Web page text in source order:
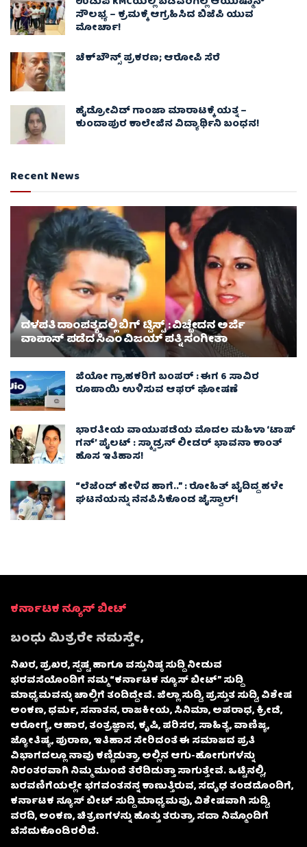
ಸೌಲಭ್ಯ – ಕ್ರಮಕ್ಕೆ ಆಗ್ರಹಿಸಿದ ಬಿಜೆಪಿ ಯುವ
ಮೋರ್ಚಾ!
ಚೆಕ್​ಬೌನ್ಸ್​ ಪ್ರಕರಣ; ಆರೋಪಿ ಸೆರೆ
ಹೈಡ್ರೋವಿಡ್ ಗಾಂಜಾ ಮಾರಾಟಕ್ಕೆ ಯತ್ನ –
ಕುಂದಾಪುರ ಕಾಲೇಜಿನ ವಿದ್ಯಾರ್ಥಿನಿ ಬಂಧನ!
Recent News
ದಳಪತಿ ದಾಂಪತ್ಯದಲ್ಲಿ ಬಿಗ್ ಟ್ವಿಸ್ಟ್ : ವಿಚ್ಛೇದನ ಅರ್ಜಿ
ವಾಪಾಸ್‌ ಪಡೆದ ಸಿಎಂ ವಿಜಯ್ ಪತ್ನಿ ಸಂಗೀತಾ‌
ಜಿಯೋ ಗ್ರಾಹಕರಿಗೆ ಬಂಪರ್ : ಈಗ 6 ಸಾವಿರ
ರೂಪಾಯಿ ಉಳಿಸುವ ಆಫರ್ ಘೋಷಣೆ
ಭಾರತೀಯ ವಾಯುಪಡೆಯ ಮೊದಲ ಮಹಿಳಾ ‘ಟಾಪ್
ಗನ್’ ಪೈಲಟ್ : ಸ್ಕ್ವಾಡ್ರನ್ ಲೀಡರ್ ಭಾವನಾ ಕಾಂತ್
ಹೊಸ ಇತಿಹಾಸ!
“ಲೆಜೆಂಡ್ ಹೇಳಿದ ಹಾಗೆ..” : ರೋಹಿತ್ ಬೈದಿದ್ದ ಹಳೇ
ಘಟನೆಯನ್ನು ನೆನಪಿಸಿಕೊಂಡ ಜೈಸ್ವಾಲ್!
ಕರ್ನಾಟಕ ನ್ಯೂಸ್ ಬೀಟ್
ಬಂಧು ಮಿತ್ರರೇ ನಮಸ್ತೇ,
ನಿಖರ, ಪ್ರಖರ, ಸ್ಪಷ್ಟ ಹಾಗೂ ವಸ್ತುನಿಷ್ಠ ಸುದ್ದಿ ನೀಡುವ
ಭರವಸೆಯೊಂದಿಗೆ ನಮ್ಮ “ಕರ್ನಾಟಕ ನ್ಯೂಸ್ ಬೀಟ್” ಸುದ್ದಿ
ಮಾಧ್ಯಮವನ್ನು ಚಾಲ್ತಿಗೆ ತಂದಿದ್ದೇವೆ. ಜಿಲ್ಲಾ ಸುದ್ದಿ, ಪ್ರಸ್ತುತ ಸುದ್ದಿ, ವಿಶೇಷ
ಅಂಕಣ, ಧರ್ಮ, ಸನಾತನ, ರಾಜಕೀಯ, ಸಿನಿಮಾ, ಅಪರಾಧ, ಕ್ರೀಡೆ,
ಆರೋಗ್ಯ, ಆಹಾರ, ತಂತ್ರಜ್ಞಾನ, ಕೃಷಿ, ಪರಿಸರ, ಸಾಹಿತ್ಯ, ವಾಣಿಜ್ಯ,
ಜ್ಯೋತಿಷ್ಯ, ಪುರಾಣ, ಇತಿಹಾಸ ಸೇರಿದಂತೆ ಈ ಸಮಾಜದ ಪ್ರತಿ
ವಿಭಾಗದಲ್ಲೂ ನಾವು ಕಣ್ಣಿಡುತ್ತಾ, ಅಲ್ಲಿನ ಆಗು-ಹೋಗುಗಳನ್ನು
ನಿರಂತರವಾಗಿ ನಿಮ್ಮ ಮುಂದೆ ತೆರೆದಿಡುತ್ತಾ ಸಾಗುತ್ತೇವೆ. ಒಟ್ಟಿನಲ್ಲಿ,
ಬರವಣಿಗೆಯಲ್ಲೇ ಭಗವಂತನನ್ನ ಕಾಣುತ್ತಿರುವ, ಸದೃಢ ತಂಡದೊಂದಿಗೆ,
ಕರ್ನಾಟಕ ನ್ಯೂಸ್ ಬೀಟ್ ಸುದ್ದಿ ಮಾಧ್ಯಮವು, ವಿಶೇಷವಾಗಿ ಸುದ್ದಿ,
ವರದಿ, ಅಂಕಣ, ಚಿತ್ರಣಗಳನ್ನು ಹೊತ್ತು ತರುತ್ತಾ, ಸದಾ ನಿಮ್ಮೊಂದಿಗೆ
ಬೆಸೆದುಕೊಂಡಿರಲಿದೆ.